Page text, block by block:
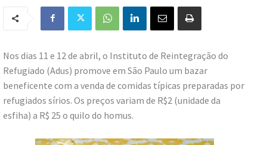
Nos dias 11 e 12 de abril, o Instituto de Reintegração do
Refugiado (Adus) promove em São Paulo um bazar
beneficente com a venda de comidas típicas preparadas por
refugiados sírios. Os preços variam de R$2 (unidade da
esfiha) a R$ 25 o quilo do homus.